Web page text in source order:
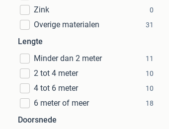
Zink 0
Overige materialen 31
Lengte
Minder dan 2 meter
11
2 tot 4 meter 10
4 tot 6 meter 10
6 meter of meer 18
Doorsnede